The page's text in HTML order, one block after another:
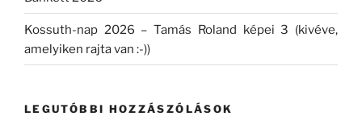
Kossuth-nap 2026 – Tamás Roland képei 3 (kivéve,
amelyiken rajta van :-))
LEGUTÓBBI HOZZÁSZÓLÁSOK